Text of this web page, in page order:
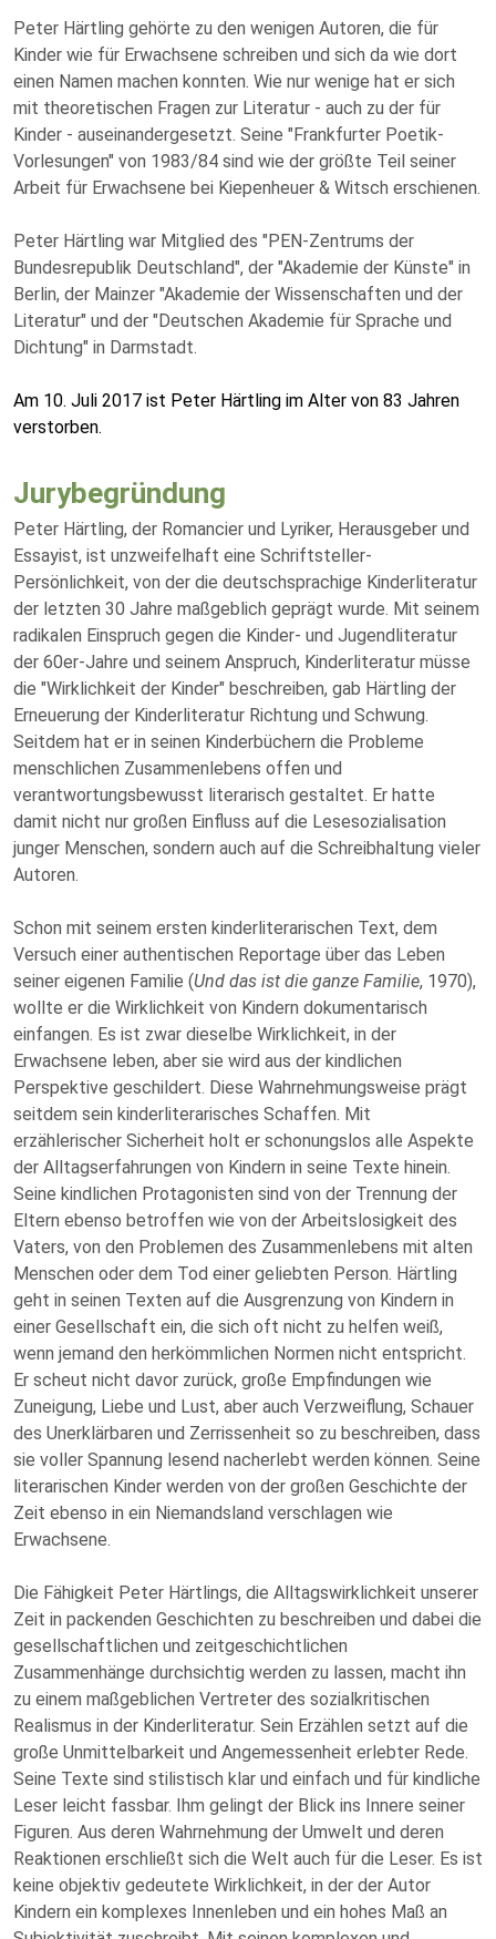
Peter Härtling gehörte zu den wenigen Autoren, die für
Kinder wie für Erwachsene schreiben und sich da wie dort
einen Namen machen konnten. Wie nur wenige hat er sich
mit theoretischen Fragen zur Literatur - auch zu der für
Kinder - auseinandergesetzt. Seine "Frankfurter Poetik-
Vorlesungen" von 1983/84 sind wie der größte Teil seiner
Arbeit für Erwachsene bei Kiepenheuer & Witsch erschienen.
Peter Härtling war Mitglied des "PEN-Zentrums der
Bundesrepublik Deutschland", der "Akademie der Künste" in
Berlin, der Mainzer "Akademie der Wissenschaften und der
Literatur" und der "Deutschen Akademie für Sprache und
Dichtung" in Darmstadt.
Am 10. Juli 2017 ist Peter Härtling im Alter von 83 Jahren
verstorben.
Jurybegründung
Peter Härtling, der Romancier und Lyriker, Herausgeber und
Essayist, ist unzweifelhaft eine Schriftsteller-
Persönlichkeit, von der die deutschsprachige Kinderliteratur
der letzten 30 Jahre maßgeblich geprägt wurde. Mit seinem
radikalen Einspruch gegen die Kinder- und Jugendliteratur
der 60er-Jahre und seinem Anspruch, Kinderliteratur müsse
die "Wirklichkeit der Kinder" beschreiben, gab Härtling der
Erneuerung der Kinderliteratur Richtung und Schwung.
Seitdem hat er in seinen Kinderbüchern die Probleme
menschlichen Zusammenlebens offen und
verantwortungsbewusst literarisch gestaltet. Er hatte
damit nicht nur großen Einfluss auf die Lesesozialisation
junger Menschen, sondern auch auf die Schreibhaltung vieler
Autoren.
Schon mit seinem ersten kinderliterarischen Text, dem
Versuch einer authentischen Reportage über das Leben
seiner eigenen Familie (Und das ist die ganze Familie, 1970),
wollte er die Wirklichkeit von Kindern dokumentarisch
einfangen. Es ist zwar dieselbe Wirklichkeit, in der
Erwachsene leben, aber sie wird aus der kindlichen
Perspektive geschildert. Diese Wahrnehmungsweise prägt
seitdem sein kinderliterarisches Schaffen. Mit
erzählerischer Sicherheit holt er schonungslos alle Aspekte
der Alltagserfahrungen von Kindern in seine Texte hinein.
Seine kindlichen Protagonisten sind von der Trennung der
Eltern ebenso betroffen wie von der Arbeitslosigkeit des
Vaters, von den Problemen des Zusammenlebens mit alten
Menschen oder dem Tod einer geliebten Person. Härtling
geht in seinen Texten auf die Ausgrenzung von Kindern in
einer Gesellschaft ein, die sich oft nicht zu helfen weiß,
wenn jemand den herkömmlichen Normen nicht entspricht.
Er scheut nicht davor zurück, große Empfindungen wie
Zuneigung, Liebe und Lust, aber auch Verzweiflung, Schauer
des Unerklärbaren und Zerrissenheit so zu beschreiben, dass
sie voller Spannung lesend nacherlebt werden können. Seine
literarischen Kinder werden von der großen Geschichte der
Zeit ebenso in ein Niemandsland verschlagen wie
Erwachsene.
Die Fähigkeit Peter Härtlings, die Alltagswirklichkeit unserer
Zeit in packenden Geschichten zu beschreiben und dabei die
gesellschaftlichen und zeitgeschichtlichen
Zusammenhänge durchsichtig werden zu lassen, macht ihn
zu einem maßgeblichen Vertreter des sozialkritischen
Realismus in der Kinderliteratur. Sein Erzählen setzt auf die
große Unmittelbarkeit und Angemessenheit erlebter Rede.
Seine Texte sind stilistisch klar und einfach und für kindliche
Leser leicht fassbar. Ihm gelingt der Blick ins Innere seiner
Figuren. Aus deren Wahrnehmung der Umwelt und deren
Reaktionen erschließt sich die Welt auch für die Leser. Es ist
keine objektiv gedeutete Wirklichkeit, in der der Autor
Kindern ein komplexes Innenleben und ein hohes Maß an